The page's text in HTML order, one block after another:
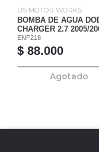
US MOTOR WORKS
BOMBA DE AGUA
CHARGER 2.7 2005/
ENF218
$ 88.000
Agotado